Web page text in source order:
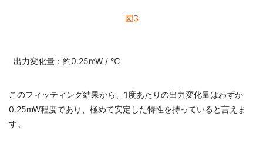
図3
出力変化量：約0.25mW / ℃
このフィッティング結果から、1度あたりの出力変化量はわずか
0.25mW程度であり、極めて安定した特性を持っていると言えま
す。